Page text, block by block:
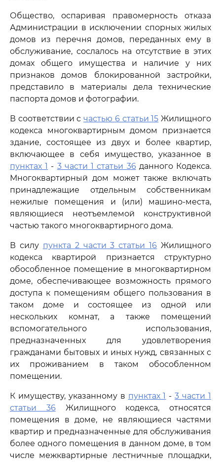
Общество, оспаривая правомерность отказа
Администрации в исключении спорных жилых
домов из перечня домов, переданных ему в
обслуживание, сослалось на отсутствие в этих
домах общего имущества и наличие у них
признаков домов блокированной застройки,
представило в материалы дела технические
паспорта домов и фотографии.
В соответствии счастью 6 статьи 15 Жилищного
кодекса многоквартирным домом признается
здание, состоящее из двух и более квартир,
включающее в себя имущество, указанное в
пунктах 1 - 3 части 1 статьи 36данного Кодекса.
Многоквартирный дом может также включать
принадлежащие отдельным собственникам
нежилые помещения и (или) машино-места,
являющиеся неотъемлемой конструктивной
частью такого многоквартирного дома.
В силу пункта 2 части 3 статьи 16 Жилищного
кодекса квартирой признается структурно
обособленное помещение в многоквартирном
доме, обеспечивающее возможность прямого
доступа к помещениям общего пользования в
таком доме и состоящее из одной или
нескольких комнат, а также помещений
вспомогательного использования,
предназначенных для удовлетворения
гражданами бытовых и иных нужд, связанных с
их проживанием в таком обособленном
помещении.
К имуществу, указанному в пунктах 1 -3 части 1
статьи 36Жилищного кодекса, относятся
помещения в доме, не являющиеся частями
квартир и предназначенные для обслуживания
более одного помещения в данном доме, в том
числе межквартирные лестничные площадки,